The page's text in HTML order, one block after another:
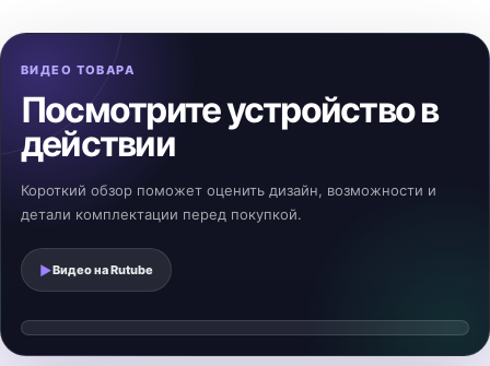
ВИДЕО ТОВАРА
Посмотрите устройство в
действии
Короткий обзор поможет оценить дизайн, возможности и
детали комплектации перед покупкой.
▶Видео наRutube
Смотреть видеообзор